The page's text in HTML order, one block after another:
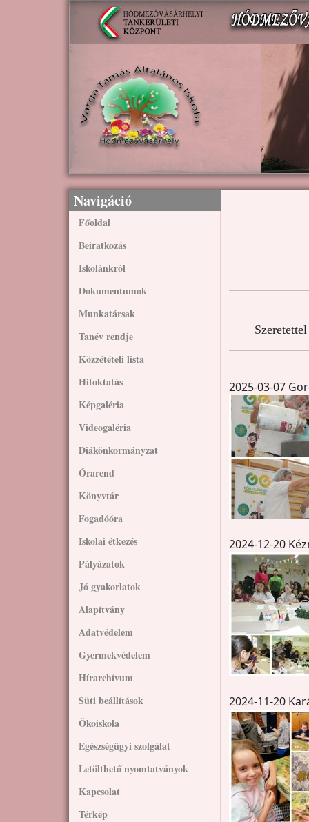
Ugrás a tartalomra
Navigáció
Főoldal
Beiratkozás
Iskolánkról
Dokumentumok
Munkatársak
Tanév rendje
Közzétételi lista
Hitoktatás
Képgaléria
Videogaléria
Diákönkormányzat
Órarend
Könyvtár
Fogadóóra
Iskolai étkezés
Pályázatok
Jó gyakorlatok
Alapítvány
Adatvédelem
Gyermekvédelem
Hírarchívum
Süti beállítások
Ökoiskola
Egészségügyi szolgálat
Letölthető nyomtatványok
Kapcsolat
Térkép
2025-03-07
2024-12-20
2024-11-20